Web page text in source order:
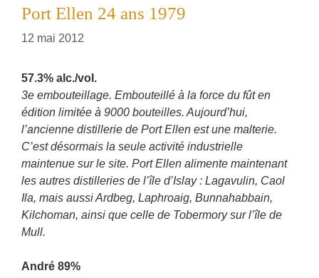
Port Ellen 24 ans 1979
12 mai 2012
57.3% alc./vol.
3e embouteillage. Embouteillé à la force du fût en
édition limitée à 9000 bouteilles. Aujourd’hui,
l’ancienne distillerie de Port Ellen est une malterie.
C’est désormais la seule activité industrielle
maintenue sur le site. Port Ellen alimente maintenant
les autres distilleries de l’île d’Islay : Lagavulin, Caol
Ila, mais aussi Ardbeg, Laphroaig, Bunnahabbain,
Kilchoman, ainsi que celle de Tobermory sur l’île de
Mull.
André 89%